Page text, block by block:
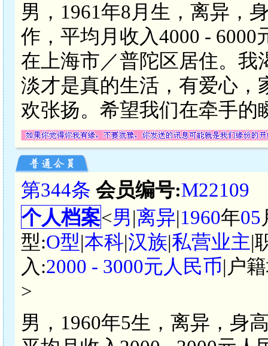
男，1961年8月生，离异，
作，平均月收入4000 -
在上海市／普陀区居住。我
淡才是真的生活，有爱心，
欢张扬。希望我们在牵手的
第344条 会员编号:M22109
个人档案<男|离异|1960年05
型:O型|本科|汉族|私营业主|
入:2000 - 3000元人民币|户
>
男，1960年5生，离异，身